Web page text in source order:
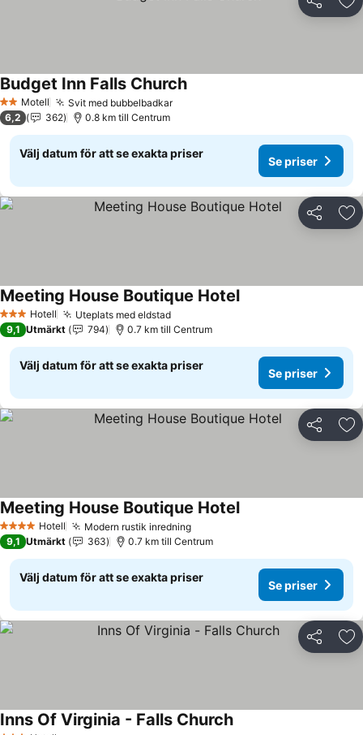
Dela
2 Stjärnor
Motell Svit med bubbelbadkarSe priser
Budget Inn Falls ChurchSe priser
6,2 362 0.8 km till Centrum
Välj datum för att se exakta priser
Se priser
Dela
3 StjärnorHotell Uteplats med eldstadSe priser
Meeting House Boutique HotelSe priser
9,1 Utmärkt 794 0.7 km till Centrum
Välj datum för att se exakta priser
Se priser
Dela
4 StjärnorHotell Modern rustik inredningSe priser
Meeting House Boutique HotelSe priser
9,1 Utmärkt 363 0.7 km till Centrum
Välj datum för att se exakta priser
Se priser
Dela
Inns Of Virginia - Falls ChurchSe priser